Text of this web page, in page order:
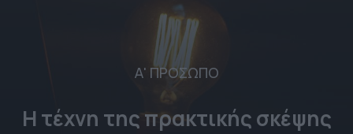
Α' ΠΡΟΣΩΠΟ
Η τέχνη της πρακτικής σκέψης